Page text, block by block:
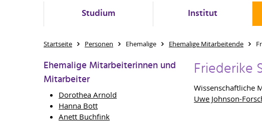
Studium Institut
Startseite Personen Ehemalige Ehemalige Mitarbeitende
Ehemalige Mitarbeiterinnen und
Mitarbeiter
Dorothea Arnold
Hanna Bott
Anett Buchfink
Friederike
Wissenschaftliche
Uwe Johnson-